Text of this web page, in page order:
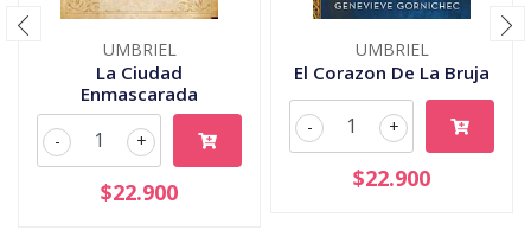
UMBRIEL
La Ciudad
Enmascarada
+
-
$22.900
UMBRIEL
El Corazon De La Bruja
+
-
$22.900